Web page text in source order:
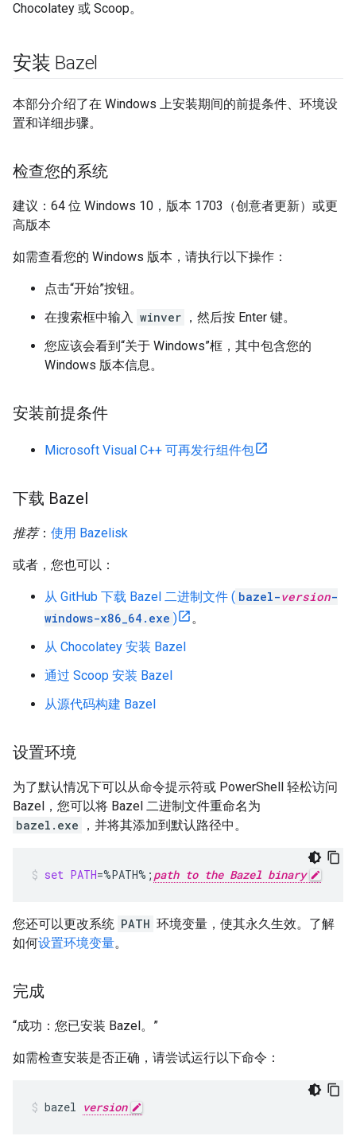
Chocolatey 或 Scoop。
安装 Bazel
本部分介绍了在 Windows 上安装期间的前提条件、环境设
置和详细步骤。
检查您的系统
建议：64 位 Windows 10，版本 1703（创意者更新）或更
高版本
如需查看您的 Windows 版本，请执行以下操作：
点击“开始”按钮。
在搜索框中输入 winver ，然后按 Enter 键。
您应该会看到“关于 Windows”框，其中包含您的
Windows 版本信息。
安装前提条件
Microsoft Visual C++ 可再发行组件包
下载 Bazel
推荐： 使用 Bazelisk
或者，您也可以：
从 GitHub 下载 Bazel 二进制文件 ( bazel-version-
windows-x86_64.exe )
。
从 Chocolatey 安装 Bazel
通过 Scoop 安装 Bazel
从源代码构建 Bazel
设置环境
为了默认情况下可以从命令提示符或 PowerShell 轻松访问
Bazel，您可以将 Bazel 二进制文件重命名为
bazel.exe
，并将其添加到默认路径中。
set PATH=%PATH% ; path to the Bazel binary
您还可以更改系统 PATH 环境变量，使其永久生效。了解
如何设置环境变量。
完成
“成功：您已安装 Bazel。”
如需检查安装是否正确，请尝试运行以下命令：
bazel version